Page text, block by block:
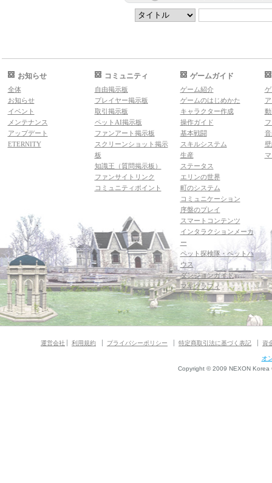
お知らせ
全体
お知らせ
イベント
メンテナンス
アップデート
ETERNITY
コミュニティ
自由掲示板
プレイヤー掲示板
取引掲示板
ペットAI掲示板
ファンアート掲示板
スクリーンショット掲示
板
知識王（質問掲示板）
ファンサイトリンク
コミュニティポイント
ゲームガイド
ゲーム紹介
ゲームのはじめかた
キャラクター作成
操作ガイド
基本戦闘
スキルシステム
生産
ステータス
エリンの世界
町のシステム
コミュニケーション
序盤のプレイ
スマートコンテンツ
インタラクションメーカ
ー
ペット探検隊・ペットハ
ウス
ダンジョンガイド
マギグラフィ
運営会社 利用規約 プライバシーポリシー 特定商取引法に基づく表記 資
オ
Copyright © 2009 NEXON Korea